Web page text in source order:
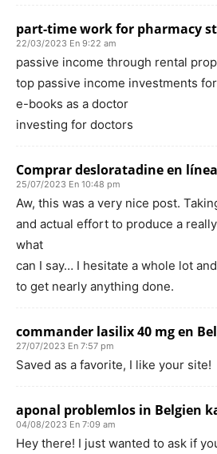
part-time work for pharmacy
22/03/2023 En 9:22 am
passive income through rental
top passive income investments
e-books as a doctor
investing for doctors
Comprar desloratadine en
25/07/2023 En 10:48 pm
Aw, this was a very nice post.
and actual effort to produce a
what
can I say… I hesitate a whole lot
to get nearly anything done.
commander lasilix 40 mg en
27/07/2023 En 7:57 pm
Saved as a favorite, I like your site!
aponal problemlos in Belgien
04/08/2023 En 7:09 am
Hey there! I just wanted to ask if